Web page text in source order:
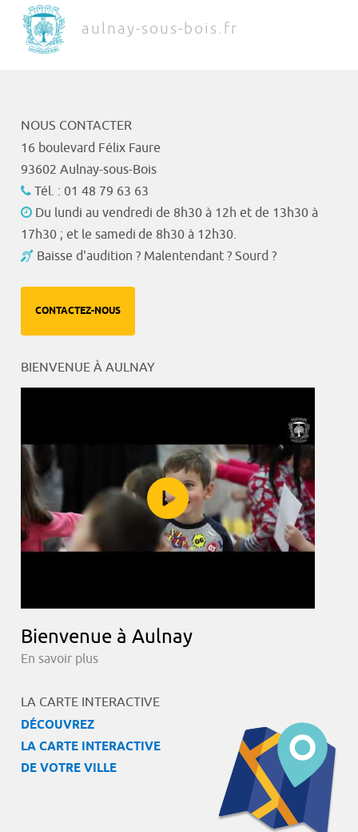
aulnay-sous-bois.fr
NOUS CONTACTER
16 boulevard Félix Faure
93602 Aulnay-sous-Bois
Tél. : 01 48 79 63 63
Du lundi au vendredi de 8h30 à 12h et de 13h30 à
17h30 ; et le samedi de 8h30 à 12h30.
Baisse d'audition ? Malentendant ? Sourd ?
CONTACTEZ-NOUS
BIENVENUE À AULNAY
Bienvenue à Aulnay
En savoir plus
LA CARTE INTERACTIVE
DÉCOUVREZ
LA CARTE INTERACTIVE
DE VOTRE VILLE